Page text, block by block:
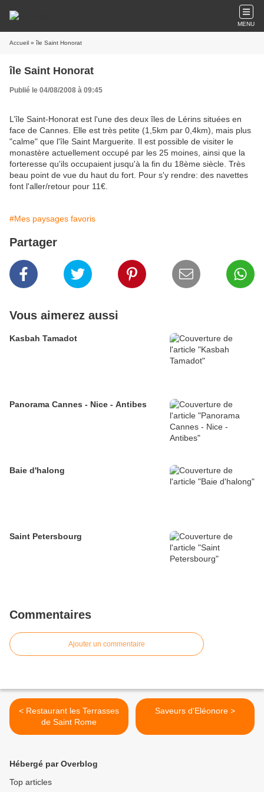
MENU
Accueil » île Saint Honorat
île Saint Honorat
Publié le 04/08/2008 à 09:45
L’île Saint-Honorat est l'une des deux îles de Lérins situées en
face de Cannes. Elle est très petite (1,5km par 0,4km), mais plus
"calme" que l'île Saint Marguerite. Il est possible de visiter le
monastère actuellement occupé par les 25 moines, ainsi que la
forteresse qu'ils occupaient jusqu'à la fin du 18ème siècle. Très
beau point de vue du haut du fort. Pour s'y rendre: des navettes
font l'aller/retour pour 11€.
#Mes paysages favoris
Partager
Vous aimerez aussi
Kasbah Tamadot
Panorama Cannes - Nice - Antibes
Baie d'halong
Saint Petersbourg
Commentaires
Ajouter un commentaire
< Restaurant les Terrasses
de Saint Rome
Saveurs d'Eléonore >
Hébergé par Overblog
Top articles